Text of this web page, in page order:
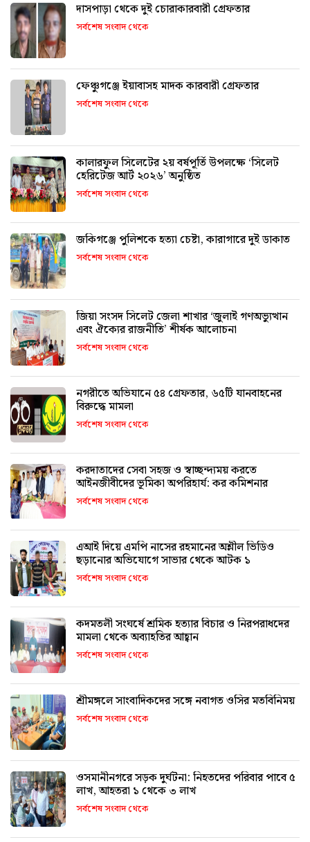
দাসপাড়া থেকে দুই চোরাকারবারী গ্রেফতার
সর্বশেষ সংবাদ থেকে
ফেঞ্চুগঞ্জে ইয়াবাসহ মাদক কারবারী গ্রেফতার
সর্বশেষ সংবাদ থেকে
কালারফুল সিলেটের ২য় বর্ষপূর্তি উপলক্ষে ‘সিলেট
হেরিটেজ আর্ট ২০২৬’ অনুষ্ঠিত
সর্বশেষ সংবাদ থেকে
জকিগঞ্জে পুলিশকে হত্যা চেষ্টা, কারাগারে দুই ডাকাত
সর্বশেষ সংবাদ থেকে
জিয়া সংসদ সিলেট জেলা শাখার ‘জুলাই গণঅভ্যুত্থান
এবং ঐক্যের রাজনীতি’ শীর্ষক আলোচনা
সর্বশেষ সংবাদ থেকে
নগরীতে অভিযানে ৫৪ গ্রেফতার, ৬৫টি যানবাহনের
বিরুদ্ধে মামলা
সর্বশেষ সংবাদ থেকে
করদাতাদের সেবা সহজ ও স্বাচ্ছন্দ্যময় করতে
আইনজীবীদের ভূমিকা অপরিহার্য: কর কমিশনার
সর্বশেষ সংবাদ থেকে
এআই দিয়ে এমপি নাসের রহমানের অশ্লীল ভিডিও
ছড়ানোর অভিযোগে সাভার থেকে আটক ১
সর্বশেষ সংবাদ থেকে
কদমতলী সংঘর্ষে শ্রমিক হত্যার বিচার ও নিরপরাধদের
মামলা থেকে অব্যাহতির আহ্বান
সর্বশেষ সংবাদ থেকে
শ্রীমঙ্গলে সাংবাদিকদের সঙ্গে নবাগত ওসির মতবিনিময়
সর্বশেষ সংবাদ থেকে
ওসমানীনগরে সড়ক দুর্ঘটনা: নিহতদের পরিবার পাবে ৫
লাখ, আহতরা ১ থেকে ৩ লাখ
সর্বশেষ সংবাদ থেকে